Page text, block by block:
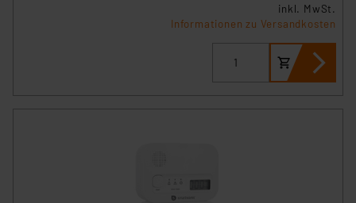
inkl. MwSt.
Informationen zu Versandkosten